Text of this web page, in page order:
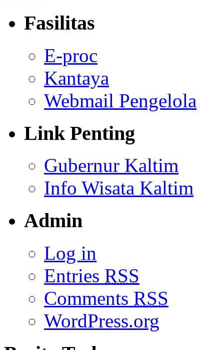
Fasilitas
E-proc
Kantaya
Webmail Pengelola
Link Penting
Gubernur Kaltim
Info Wisata Kaltim
Admin
Log in
Entries RSS
Comments RSS
WordPress.org